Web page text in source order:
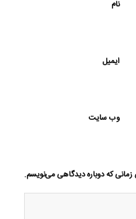
نام
ایمیل
وب‌ سایت
زمانی که دوباره دیدگاهی می‌نویسم.